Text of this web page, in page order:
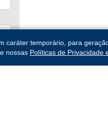
caráter temporário, para
nossas Políticas de Privacidade